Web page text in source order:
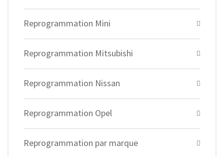
Reprogrammation Mini
Reprogrammation Mitsubishi
Reprogrammation Nissan
Reprogrammation Opel
Reprogrammation par marque